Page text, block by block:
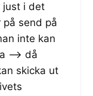
just i det
send på
inte kan
—–> då
skicka ut